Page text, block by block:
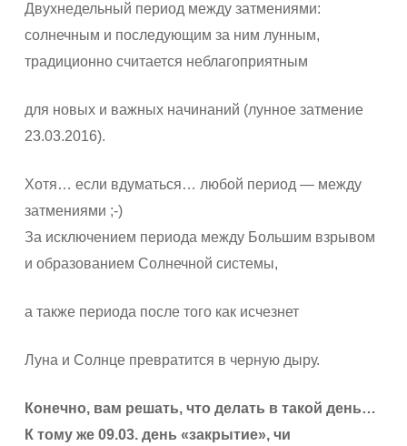
Двухнедельный период между затмениями:
солнечным и последующим за ним лунным,
традиционно считается неблагоприятным
для новых и важных начинаний (лунное затмение
23.03.2016).
Хотя… если вдуматься… любой период — между
затмениями ;-)
За исключением периода между Большим взрывом
и образованием Солнечной системы,
а также периода после того как исчезнет
Луна и Солнце превратится в черную дыру.
Конечно, вам решать, что делать в такой день…
К тому же 09.03. день «закрытие», чи